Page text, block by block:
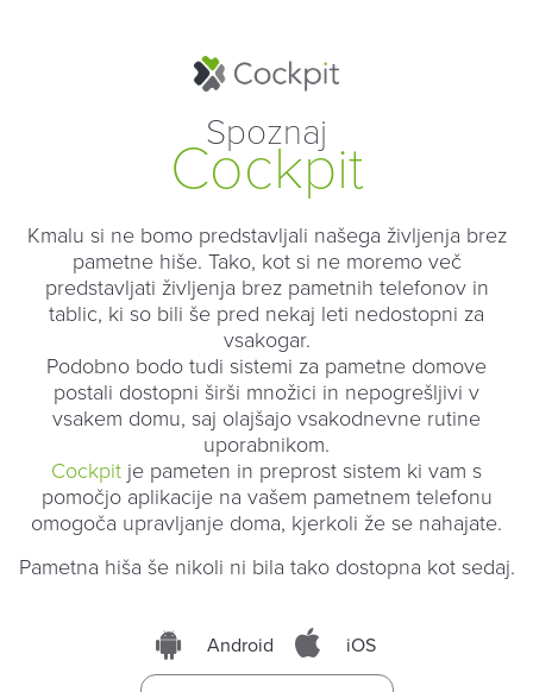
Spoznaj
Cockpit
Kmalu si ne bomo predstavljali našega življenja brez
pametne hiše. Tako, kot si ne moremo več
predstavljati življenja brez pametnih telefonov in
tablic, ki so bili še pred nekaj leti nedostopni za
vsakogar.
Podobno bodo tudi sistemi za pametne domove
postali dostopni širši množici in nepogrešljivi v
vsakem domu, saj olajšajo vsakodnevne rutine
uporabnikom.
Cockpit je pameten in preprost sistem ki vam s
pomočjo aplikacije na vašem pametnem telefonu
omogoča upravljanje doma, kjerkoli že se nahajate.
Pametna hiša še nikoli ni bila tako dostopna kot sedaj.
Android iOS